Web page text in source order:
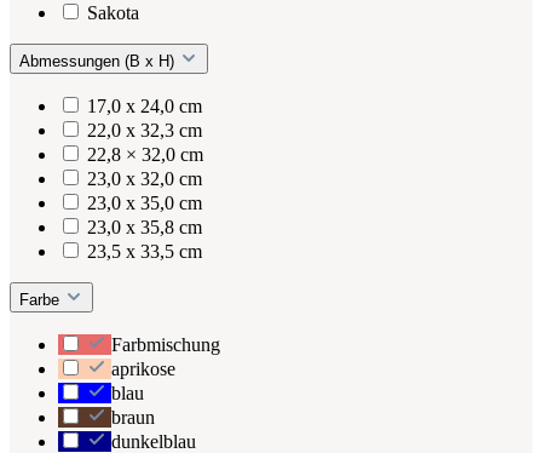
Sakota
Abmessungen (B x H)
17,0 x 24,0 cm
22,0 x 32,3 cm
22,8 × 32,0 cm
23,0 x 32,0 cm
23,0 x 35,0 cm
23,0 x 35,8 cm
23,5 x 33,5 cm
Farbe
Farbmischung
aprikose
blau
braun
dunkelblau